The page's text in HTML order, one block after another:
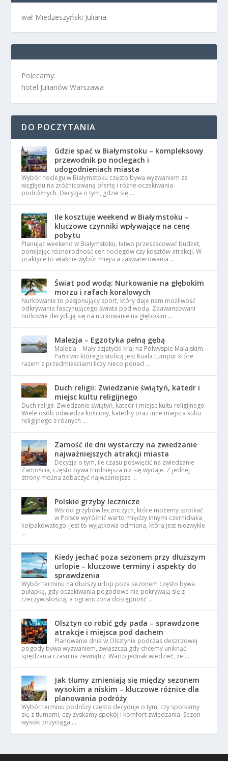
wał Miedzeszyński Juliana
Polecamy:
hotel Julianów Warszawa
DO POCZYTANIA
Gdzie spać w Białymstoku – kompleksowy
przewodnik po noclegach i
udogodnieniach miasta
Wybór noclegu w Białymstoku często bywa wyzwaniem ze
względu na zróżnicowaną ofertę i różne oczekiwania
podróżnych. Decyzja o tym, gdzie się …
Ile kosztuje weekend w Białymstoku –
kluczowe czynniki wpływające na cenę
pobytu
Planując weekend w Białymstoku, łatwo przeszacować budżet,
pomijając różnorodność cen noclegów czy kosztów atrakcji. W
praktyce to właśnie wybór miejsca zakwaterowania …
Świat pod wodą: Nurkowanie na głębokim
morzu i rafach koralowych
Nurkowanie to pasjonujący sport, który daje nam możliwość
odkrywania fascynującego świata pod wodą. Zaawansowani
nurkowie decydują się na nurkowanie na głębokim …
Malezja – Egzotyka pełną gębą
Malezja – Mały azjatycki kraj na Półwyspie Malajskim.
Państwo którego stolicą jest Kuala Lumpur które
razem z przedmieściami liczy nieco ponad …
Duch religii: Zwiedzanie świątyń, katedr i
miejsc kultu religijnego
Duch religii: Zwiedzanie świątyń, katedr i miejsc kultu religijnego
Wiele osób odwiedza kościoły, katedry oraz inne miejsca kultu
religijnego z różnych …
Zamość ile dni wystarczy na zwiedzanie
najważniejszych atrakcji miasta
Decyzja o tym, ile czasu poświęcić na zwiedzanie
Zamościa, często bywa trudniejsza niż się wydaje. Z jednej
strony można zobaczyć najważniejsze …
Polskie grzyby lecznicze
Wśród grzybów leczniczych, które możemy spotkać
w Polsce wyróżnić warto między innymi czernidłaka
kołpakowatego. Jest to wyjątkowa odmiana, która jest niezwykle
…
Kiedy jechać poza sezonem przy dłuższym
urlopie – kluczowe terminy i aspekty do
sprawdzenia
Wybór terminu na dłuższy urlop poza sezonem często bywa
pułapką, gdy oczekiwania pogodowe nie pokrywają się z
rzeczywistością, a ograniczona dostępność …
Olsztyn co robić gdy pada – sprawdzone
atrakcje i miejsca pod dachem
Planowanie dnia w Olsztynie podczas deszczowej
pogody bywa wyzwaniem, zwłaszcza gdy chcemy uniknąć
spędzania czasu na zewnątrz. Warto jednak wiedzieć, że …
Jak tłumy zmieniają się między sezonem
wysokim a niskim – kluczowe różnice dla
planowania podróży
Wybór terminu podróży często decyduje o tym, czy spotkamy
się z tłumami, czy zyskamy spokój i komfort zwiedzania. Sezon
wysoki przyciąga …